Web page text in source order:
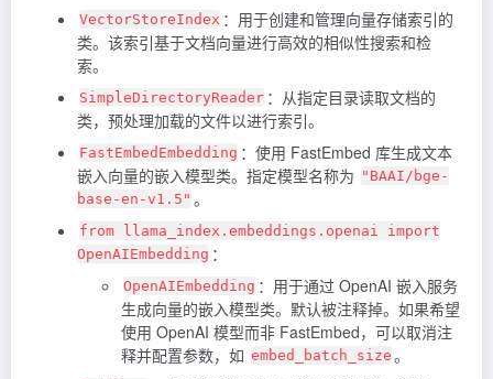
VectorStoreIndex ：用于创建和管理向量存储索引的
类。该索引基于文档向量进行高效的相似性搜索和检
索。
SimpleDirectoryReader ：从指定目录读取文档的
类，预处理加载的文件以进行索引。
FastEmbedEmbedding ：使用 FastEmbed 库生成文本
嵌入向量的嵌入模型类。指定模型名称为 "BAAI/bge-
base-en-v1.5" 。
from llama_index.embeddings.openai import
OpenAIEmbedding ：
OpenAIEmbedding ：用于通过 OpenAI 嵌入服务
生成向量的嵌入模型类。默认被注释掉。如果希望
使用 OpenAI 模型而非 FastEmbed，可以取消注
释并配置参数，如 embed_batch_size 。